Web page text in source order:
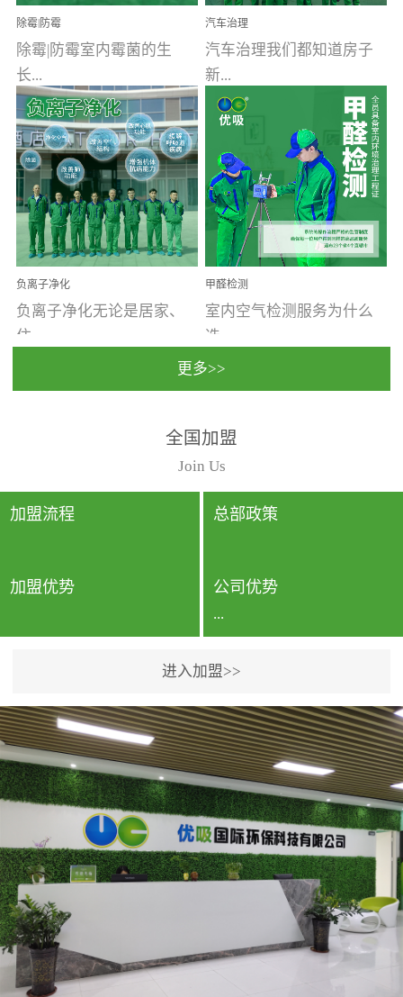
除霉|防霉
除霉|防霉室内霉菌的生
长...
受温度、湿度、基质养
分、通风四个条件影响，
温暖潮湿、营养物质多、
通风缓慢的空间最易滋生
大量霉菌的...
汽车治理
汽车治理我们都知道房子
新...
装修完会有甲醛，其实汽
车的甲醛超标问题更为严
重。汽车的空间范围小，
配件、皮具、装饰多，这
些都是汽...
负离子净化
负离子净化无论是居家、
住...
动，人类长时间停留的室
内空间都有整体消毒的需
要。因为空间内人流携带
的、空气...
甲醛检测
室内空气检测服务为什么
选...
行国家规定的标准检测方
法，空气采样量准确，检
测结果可靠，远胜于其他
检测...
更多>>
全国加盟
Join Us
加盟流程 总部政策
加盟优势 公司优势
...
专利保护优势、双甲资质
企业（“室内环境净化治理
甲级施工资质”“室内环境
污染治理资质等级证
书”）、拥有多名高级《环
境工程高级工程师》室内
空气治理资格认证的治理
人员、掌握室内空气净化
治理实用技术和五项专利
技术、八项计算机软件著
作权登记证书等。研发实
进入加盟>>